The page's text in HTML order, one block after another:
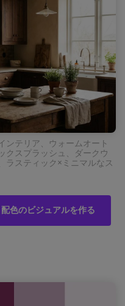
ンテリア、ウォームオート
クスプラッシュ、ダークウ
ラスティック×ミニマルなス
色のビジュアルを作る